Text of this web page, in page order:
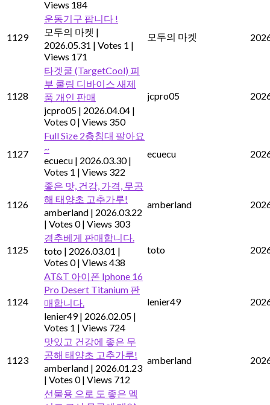
Views 184
1129
운동기구 팝니다 !
모두의 마켓 |
2026.05.31 | Votes 1 |
Views 171
모두의 마켓
1128
타겟쿨 (TargetCool) 피
부 쿨링 디바이스 새제
품 개인 판매
jcpro05 | 2026.04.04 |
Votes 0 | Views 350
jcpro05
1127
Full Size 2층침대 팔아요
~
ecuecu | 2026.03.30 |
Votes 1 | Views 322
ecuecu
1126
좋은 맛, 건강, 가격, 무공
해 태양초 고추가루!
amberland | 2026.03.22
| Votes 0 | Views 303
amberland
1125
경추베게 판매합니다.
toto | 2026.03.01 |
Votes 0 | Views 438
toto
1124
AT&T 아이폰 Iphone 16
Pro Desert Titanium 판
매합니다.
lenier49 | 2026.02.05 |
Votes 1 | Views 724
lenier49
1123
맛있고 건강에 좋은 무
공해 태양초 고추가루!
amberland | 2026.01.23
| Votes 0 | Views 712
amberland
선물용 으로 도 좋은 멕